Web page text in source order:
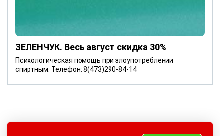
ЗЕЛЕНЧУК. Весь август скидка 30%
Психологическая помощь при злоупотреблении
спиртным. Телефон: 8(473)290-84-14